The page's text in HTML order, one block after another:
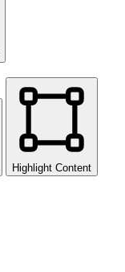
Highlight Content